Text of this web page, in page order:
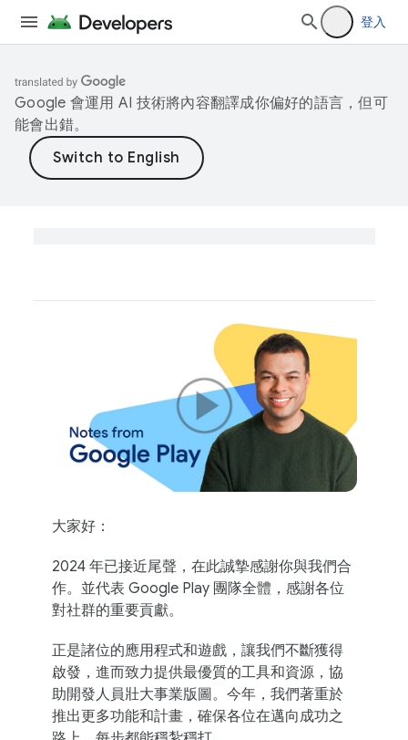
登入
Google 會運用 AI 技術將內容翻譯成你偏好的語言，但可
能會出錯。